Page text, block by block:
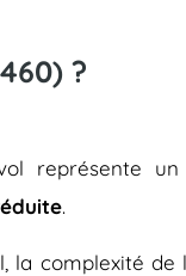
?
représente
.
complexité de